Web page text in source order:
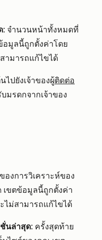
: จำนวนหน้าทั้งหมดที่
อมูลนี้ถูกตั้งค่าโดย
ามารถแก้ไขได้
ไปยังเจ้าของผู้ติดต่อ
มรดกจากเจ้าของ
องการวิเคราะห์ของ
เขตข้อมูลนี้ถูกตั้งค่า
ไม่สามารถแก้ไขได้
ชั่นล่าสุด: ครั้งสุดท้าย